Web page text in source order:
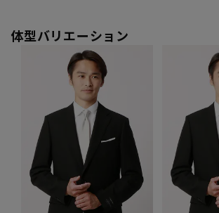
体型バリエーション